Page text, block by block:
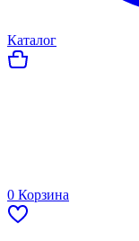
Каталог
0 Корзина